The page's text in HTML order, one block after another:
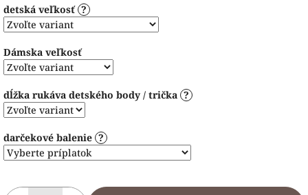
detská veľkosť ?
Dámska veľkosť
dĺžka rukáva detského body / trička ?
darčekové balenie ?